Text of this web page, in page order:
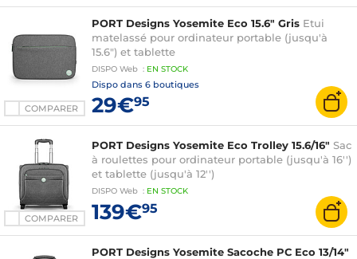
COMPARER
PORT Designs Yosemite Eco 15.6" Gris Etui
matelassé pour ordinateur portable (jusqu'à
15.6") et tablette
DISPO Web : EN STOCK
Dispo dans 6 boutiques
29€95
COMPARER
PORT Designs Yosemite Eco Trolley 15.6/16" Sac
à roulettes pour ordinateur portable (jusqu'à 16'')
et tablette (jusqu'à 12'')
DISPO Web : EN STOCK
139€95
PORT Designs Yosemite Sacoche PC Eco 13/14"